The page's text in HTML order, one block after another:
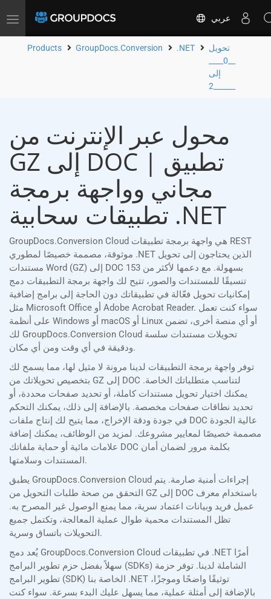
Toggle
عربي
Products GroupDocs.Conversion .NET
تحويل
إلى
محول عبر الإنترنت من
GZ إلى DOC | تطبيق
مجاني وواجهة برمجة
تطبيقات سحابية .NET
GroupDocs.Conversion Cloud هي واجهة برمجة تطبيقات REST
موثوقة، مصممة خصيصًا لمطوري .NET الذين يحتاجون إلى تحويل
مستندات Word (GZ) إلى DOC بسهولة. مع دعمها لأكثر من 153
تنسيقًا للمستندات والصور، تتيح لك واجهة برمجة التطبيقات دمج
إمكانيات تحويل فعّالة في تطبيقاتك دون الحاجة إلى برامج إضافية
مثل Microsoft Office أو Adobe Acrobat Reader. سواء كنت تعمل
على أنظمة Windows أو macOS أو Linux أو أي منصة أخرى، تضمن
لك GroupDocs.Conversion Cloud تحويلات مستندات سلسة
ودقيقة في أي وقت ومن أي مكان.
توفر واجهة برمجة التطبيقات لدينا مرونة لا مثيل لها، مما يسمح لك
بتخصيص تحويلاتك من GZ إلى DOC لتناسب متطلباتك الخاصة.
يمكنك اختيار تحويل مستندات كاملة، أو تحديد صفحات محددة، أو
تحديد نطاقات صفحات مخصصة. بالإضافة إلى ذلك، يمكنك التحكم
في جودة ودقة الإخراج، مما يتيح لك إنتاج ملفات DOC عالية الجودة
مصممة خصيصًا لمعايير مشروعك. لمزيد من الوظائف، يمكنك إضافة
علامات مائية أو حماية ملفاتك DOC بكلمة مرور لضمان أمان
المستندات وسلامتها.
يطبق GroupDocs.Conversion Cloud إجراءات أمنية صارمة. يتم
التحقق من صحة طلبات التحويل من GZ إلى DOC باستخدام معرف
عميل فريد وبيانات اعتماد سرية، مما يمنع الوصول غير المصرح به.
تظل المستندات محمية طوال عملية المعالجة، وتكتمل جميع
التحويلات باتساق وسرية.
يُعد دمج GroupDocs.Conversion Cloud في تطبيقات .NET أمرًا
سهلاً بفضل حزم تطوير البرامج (SDKs) الشاملة لدينا. توفر حزمة
تطوير البرامج (SDK) الخاصة بنا .NET توثيقًا واضحًا وموجزًا،
بالإضافة إلى أمثلة عملية، مما يسهل عليك البدء بسرعة. سواء كنت